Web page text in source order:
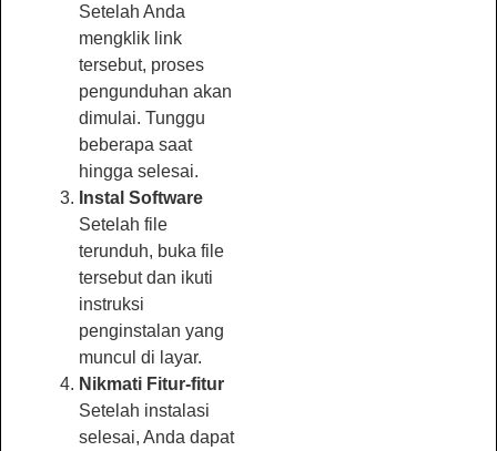
Setelah Anda
mengklik link
tersebut, proses
pengunduhan akan
dimulai. Tunggu
beberapa saat
hingga selesai.
Instal Software
Setelah file
terunduh, buka file
tersebut dan ikuti
instruksi
penginstalan yang
muncul di layar.
Nikmati Fitur-fitur
Setelah instalasi
selesai, Anda dapat